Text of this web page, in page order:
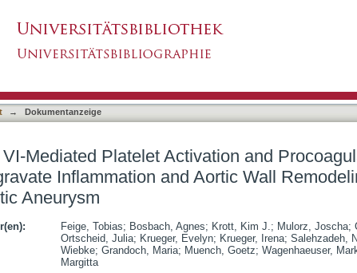
and Procoagulant Activity Aggravate
Aortic Aneurysm
→ Dokumentanzeige
Mediated Platelet Activation and
Inflammation and Aortic Wall
Aneurysm
Feige, Tobias; Bosbach, Agnes; Krott, Kim J.; Mulorz, Joscha;
Ortscheid, Julia; Krueger, Evelyn; Krueger, Irena; Salehzadeh,
Wiebke; Grandoch, Maria; Muench, Goetz; Wagenhaeuser,
Margitta